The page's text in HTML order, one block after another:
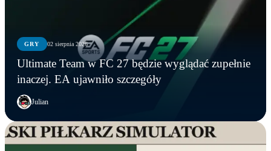
GRY 02 sierpnia 2026
Ultimate Team w FC 27 będzie wyglądać zupełnie
inaczej. EA ujawniło szczegóły
Julian